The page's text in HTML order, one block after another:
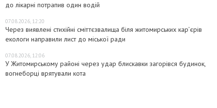
до лікарні потрапив один водій
07.08.2026, 12:20
Через виявлені стихійні сміттєзвалища біля житомирських кар’єрів
екологи направили лист до міської ради
07.08.2026, 12:06
У Житомирському районі через удар блискавки загорівся будинок,
вогнеборці врятували кота